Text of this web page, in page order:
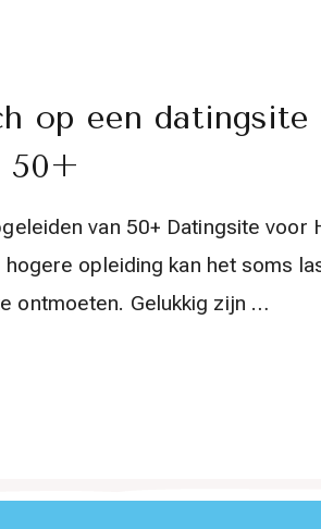
op een datingsite
50+
van 50+ Datingsite voor
opleiding kan het soms
ontmoeten. Gelukkig zijn …